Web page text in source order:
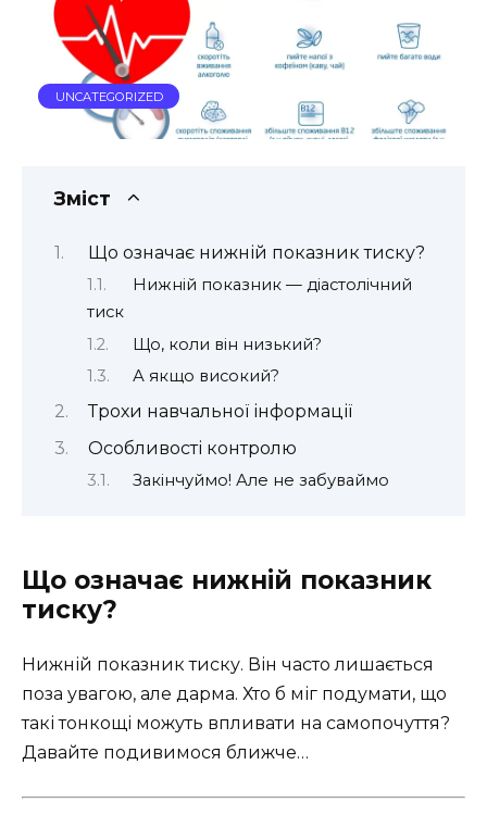
UNCATEGORIZED
Зміст
Що означає нижній показник тиску?
Нижній показник — діастолічний
тиск
Що, коли він низький?
А якщо високий?
Трохи навчальної інформації
Особливості контролю
Закінчуймо! Але не забуваймо
Що означає нижній показник
тиску?
Нижній показник тиску. Він часто лишається
поза увагою, але дарма. Хто б міг подумати, що
такі тонкощі можуть впливати на самопочуття?
Давайте подивимося ближче…